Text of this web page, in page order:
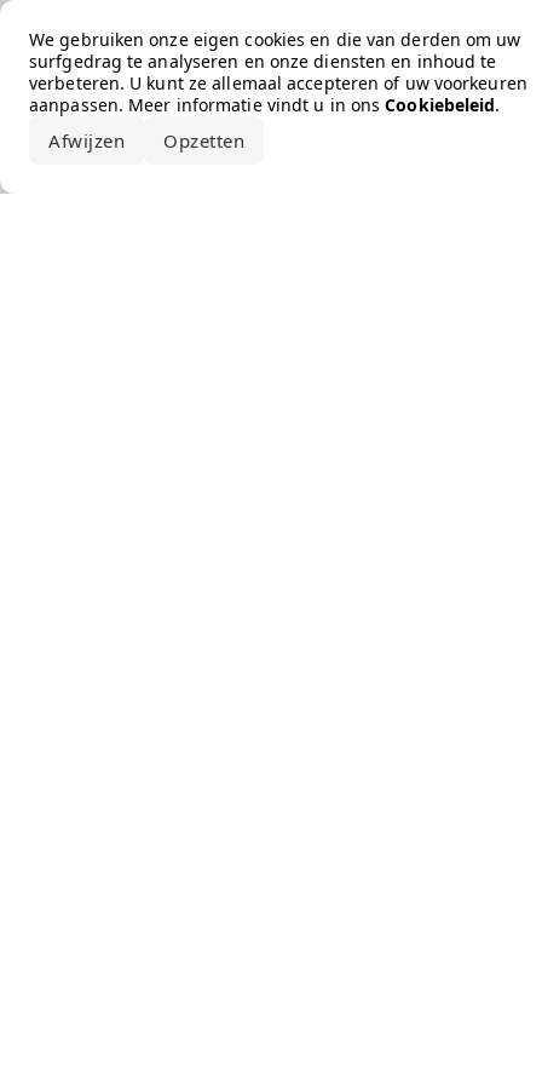
We gebruiken onze eigen cookies en die van derden om uw
surfgedrag te analyseren en onze diensten en inhoud te
verbeteren. U kunt ze allemaal accepteren of uw voorkeuren
aanpassen. Meer informatie vindt u in onsCookiebeleid.
Afwijzen Opzetten
Error loading the brand